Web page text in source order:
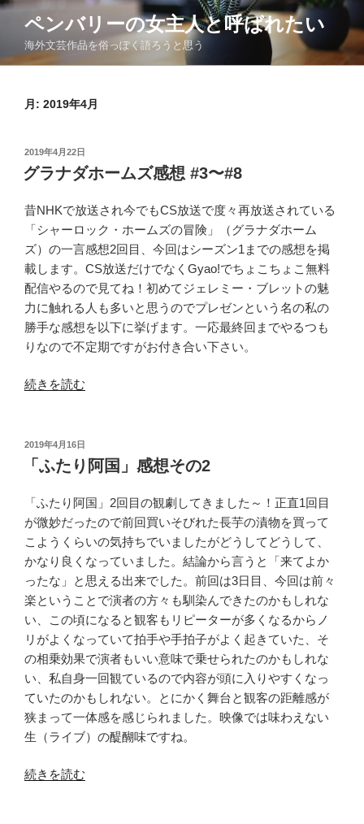
コ
ン
ペンバリーの女主人と呼ばれたい
海外文芸作品を俗っぽく語ろうと思う
月: 2019年4月
投
稿
日:
2019年4月22日
グラナダホームズ感想 #3〜#8
昔NHKで放送され今でもCS放送で度々再放送されている
「シャーロック・ホームズの冒険」（グラナダホーム
ズ）の一言感想2回目、今回はシーズン1までの感想を掲
載します。CS放送だけでなくGyao!でちょこちょこ無料
配信やるので見てね！初めてジェレミー・ブレットの魅
力に触れる人も多いと思うのでプレゼンという名の私の
勝手な感想を以下に挙げます。一応最終回までやるつも
りなので不定期ですがお付き合い下さい。
“グ
ダ
ホ
ム
ズ
感
想
#3〜
#8”
の
続きを読む
投
2019年4月16日
「ふたり阿国」感想その2
「ふたり阿国」2回目の観劇してきました～！正直1回目
が微妙だったので前回買いそびれた長芋の漬物を買って
こようくらいの気持ちでいましたがどうしてどうして、
かなり良くなっていました。結論から言うと「来てよか
ったな」と思える出来でした。前回は3日目、今回は前々
楽ということで演者の方々も馴染んできたのかもしれな
い、この頃になると観客もリピーターが多くなるからノ
リがよくなっていて拍手や手拍子がよく起きていた、そ
の相乗効果で演者もいい意味で乗せられたのかもしれな
い、私自身一回観ているので内容が頭に入りやすくなっ
ていたのかもしれない。とにかく舞台と観客の距離感が
狭まって一体感を感じられました。映像では味わえない
生（ライブ）の醍醐味ですね。
“「ふ
続きを読む